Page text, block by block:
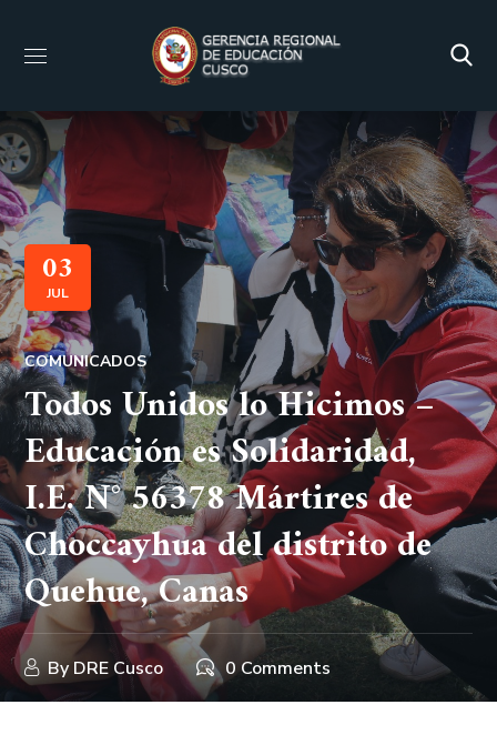
03
JUL
COMUNICADOS
Todos Unidos lo Hicimos –
Educación es Solidaridad,
I.E. N° 56378 Mártires de
Choccayhua del distrito de
Quehue, Canas
By DRE Cusco 0 Comments